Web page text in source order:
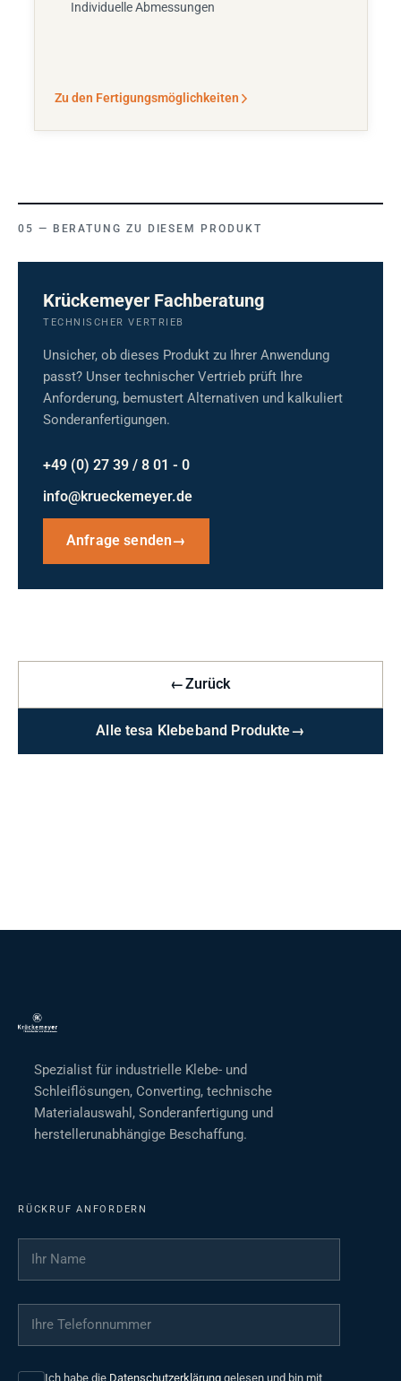
Individuelle Abmessungen
Zu den Fertigungsmöglichkeiten
BERATUNG ZU DIESEM PRODUKT
Krückemeyer Fachberatung
TECHNISCHER VERTRIEB
Unsicher, ob dieses Produkt zu Ihrer Anwendung
passt? Unser technischer Vertrieb prüft Ihre
Anforderung, bemustert Alternativen und kalkuliert
Sonderanfertigungen.
+49 (0) 27 39 / 8 01 - 0
info@krueckemeyer.de
Anfrage senden→
←Zurück
Alle tesa Klebeband Produkte→
Spezialist für industrielle Klebe- und
Schleiflösungen, Converting, technische
Materialauswahl, Sonderanfertigung und
herstellerunabhängige Beschaffung.
RÜCKRUF ANFORDERN
Ihr Name
Ihre Telefonnummer
Ich habe die Datenschutzerklärung gelesen und bin mit